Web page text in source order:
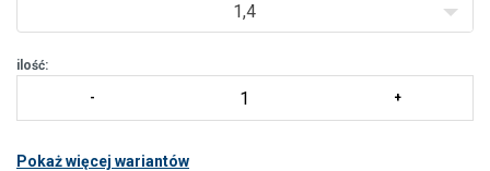
1,4
ilość:
Pokaż więcej wariantów